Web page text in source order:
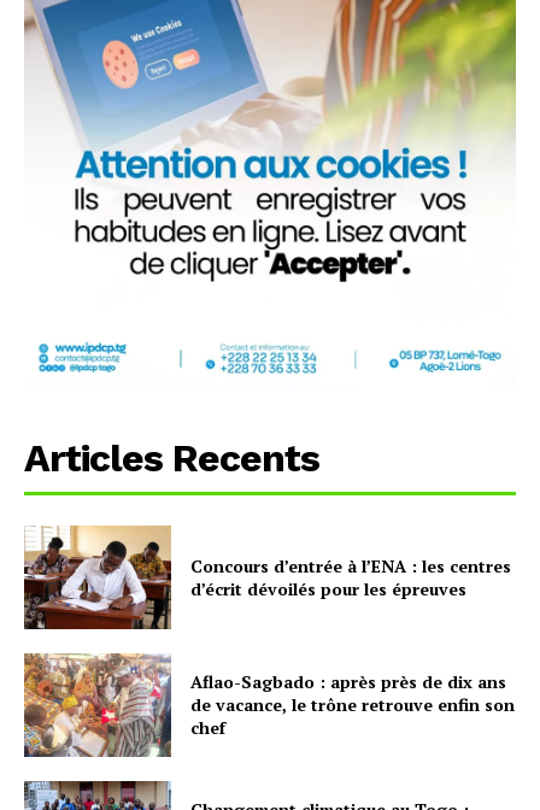
Articles Recents
Concours d’entrée à l’ENA : les centres
d’écrit dévoilés pour les épreuves
Aflao-Sagbado : après près de dix ans
de vacance, le trône retrouve enfin son
chef